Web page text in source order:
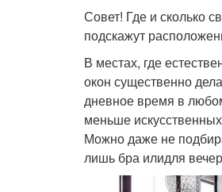
Совет! Где и сколько
подскажут
В местах, где
окон существенно
дневное время в
меньше
Можно даже не
лишь бра илидля